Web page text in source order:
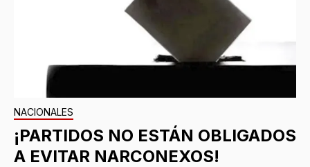
NACIONALES
¡PARTIDOS NO ESTÁN OBLIGADOS
A EVITAR NARCONEXOS!